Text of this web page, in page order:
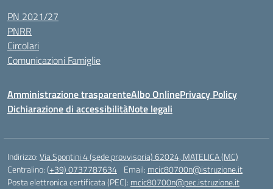
PN 2021/27
PNRR
Circolari
Comunicazioni Famiglie
Amministrazione trasparenteAlbo OnlinePrivacy Policy
Dichiarazione di accessibilitàNote legali
Indirizzo:Via Spontini 4 (sede provvisoria) 62024, MATELICA (MC)
Centralino:(+39) 0737787634 Email: mcic80700n@istruzione.it
Posta elettronica certificata (PEC): mcic80700n@pec.istruzione.it